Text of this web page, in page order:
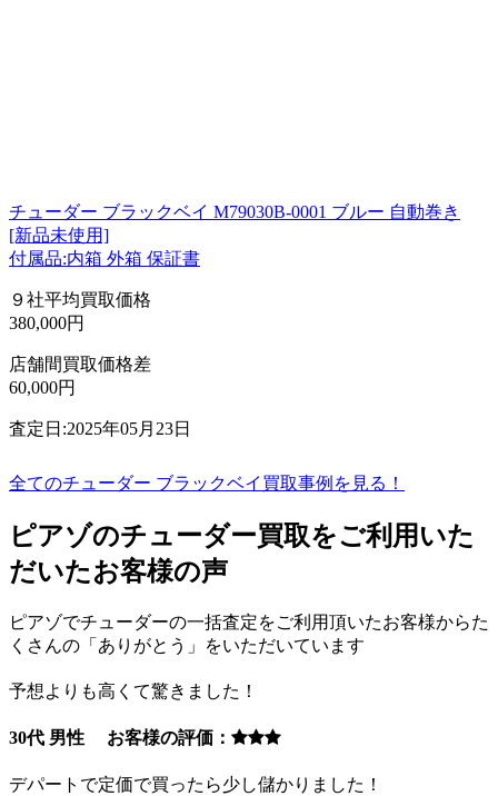
チューダー ブラックベイ M79030B-0001 ブルー 自動巻き
[新品未使用]
付属品:内箱 外箱 保証書
９社平均買取価格
380,000円
店舗間買取価格差
60,000円
査定日:2025年05月23日
全てのチューダー ブラックベイ買取事例を見る！
ピアゾのチューダー買取をご利用いた
だいたお客様の声
ピアゾでチューダーの一括査定をご利用頂いたお客様からた
くさんの「ありがとう」をいただいています
予想よりも高くて驚きました！
30代 男性 お客様の評価：
デパートで定価で買ったら少し儲かりました！